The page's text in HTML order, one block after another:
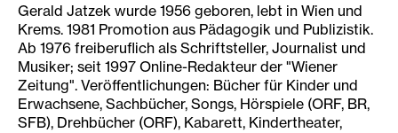
Gerald Jatzek wurde 1956 geboren, lebt in Wien und
Krems. 1981 Promotion aus Pädagogik und Publizistik.
Ab 1976 freiberuflich als Schriftsteller, Journalist und
Musiker; seit 1997 Online-Redakteur der "Wiener
Zeitung". Veröffentlichungen: Bücher für Kinder und
Erwachsene, Sachbücher, Songs, Hörspiele (ORF, BR,
SFB), Drehbücher (ORF), Kabarett, Kindertheater,